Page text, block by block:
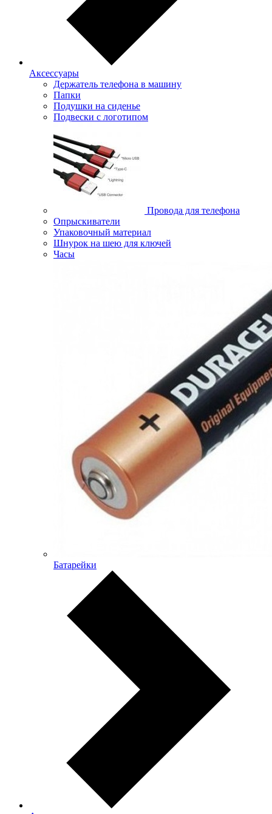
Аксессуары
Держатель телефона в машину
Папки
Подушки на сиденье
Подвески с логотипом
Провода для телефона
Опрыскиватели
Упаковочный материал
Шнурок на шею для ключей
Часы
Батарейки